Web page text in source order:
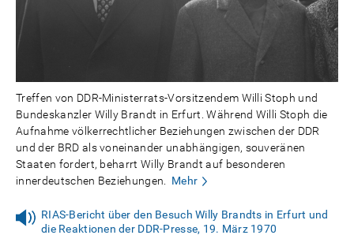
Treffen von DDR-Ministerrats-Vorsitzendem Willi Stoph und
Bundeskanzler Willy Brandt in Erfurt. Während Willi Stoph die
Aufnahme völkerrechtlicher Beziehungen zwischen der DDR
und der BRD als voneinander unabhängigen, souveränen
Staaten fordert, beharrt Willy Brandt auf besonderen
innerdeutschen Beziehungen.
Mehr
RIAS-Bericht über den Besuch Willy Brandts in Erfurt und
die Reaktionen der DDR-Presse, 19. März 1970